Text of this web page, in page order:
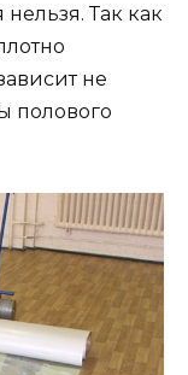
Так как
не
полового